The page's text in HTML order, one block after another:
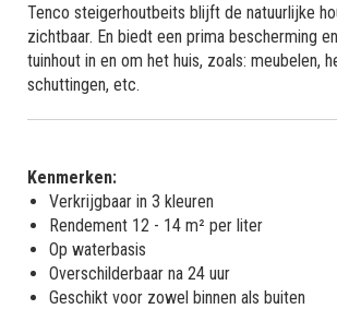
Tenco steigerhoutbeits blijft de natuurlijke
zichtbaar. En biedt een prima bescherming
tuinhout in en om het huis, zoals: meubelen,
schuttingen, etc.
Kenmerken:
Verkrijgbaar in 3 kleuren
Rendement 12 - 14 m² per liter
Op waterbasis
Overschilderbaar na 24 uur
Geschikt voor zowel binnen als buiten